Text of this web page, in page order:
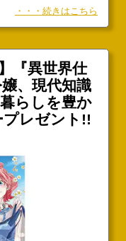
作ってみんなの暮らし
・・・続きはこちら
『異世界仕
、現代知識
らしを豊か
レゼント!!